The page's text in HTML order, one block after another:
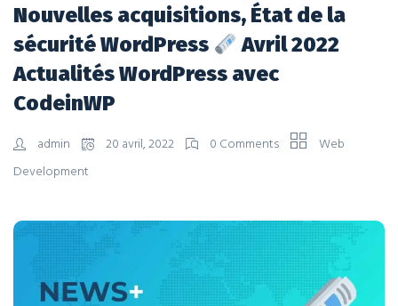
Nouvelles acquisitions, État de la
sécurité WordPress
Avril 2022
Actualités WordPress avec
CodeinWP
admin 20 avril, 2022 0 Comments
Web
Development